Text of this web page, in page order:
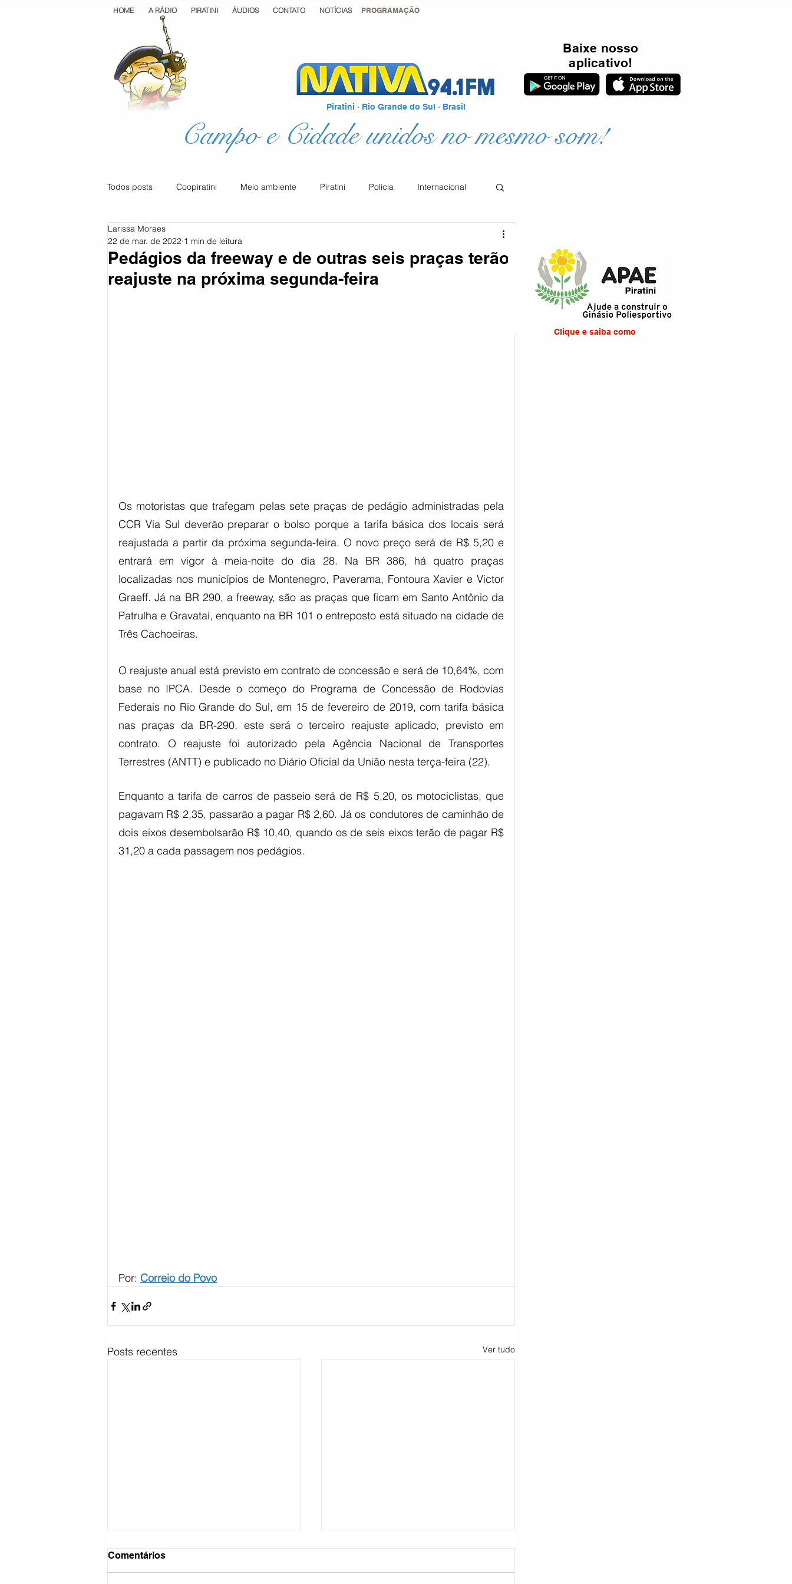
Campo e Cidade unidos no mesmo som!
Piratini · Rio Grande do Sul · Brasil
HOME A RÁDIO PIRATINI ÁUDIOS CONTATO NOTÍCIAS PROGRAMAÇÃO
Baixe nosso
aplicativo!
Todos posts Coopiratini Meio ambiente Piratini Polícia Internacional
Geral
Coronavírus Política Região Sul Rural Pinheiro Machado
Pedágios da freeway e de outras seis praças terão
reajuste na próxima segunda-feira
Larissa Moraes
22 de mar. de 2022 1 min de leitura
Os motoristas que trafegam pelas sete praças de pedágio administradas pela
CCR Via Sul deverão preparar o bolso porque a tarifa básica dos locais será
reajustada a partir da próxima segunda-feira. O novo preço será de R$ 5,20 e
entrará em vigor à meia-noite do dia 28. Na BR 386, há quatro praças
localizadas nos municípios de Montenegro, Paverama, Fontoura Xavier e Victor
Graeff. Já na BR 290, a freeway, são as praças que ficam em Santo Antônio da
Patrulha e Gravataí, enquanto na BR 101 o entreposto está situado na cidade de
Três Cachoeiras.
O reajuste anual está previsto em contrato de concessão e será de 10,64%, com
base no IPCA. Desde o começo do Programa de Concessão de Rodovias
Federais no Rio Grande do Sul, em 15 de fevereiro de 2019, com tarifa básica
nas praças da BR-290, este será o terceiro reajuste aplicado, previsto em
contrato. O reajuste foi autorizado pela Agência Nacional de Transportes
Terrestres (ANTT) e publicado no Diário Oficial da União nesta terça-feira (22).
Enquanto a tarifa de carros de passeio será de R$ 5,20, os motociclistas, que
pagavam R$ 2,35, passarão a pagar R$ 2,60. Já os condutores de caminhão de
dois eixos desembolsarão R$ 10,40, quando os de seis eixos terão de pagar R$
31,20 a cada passagem nos pedágios.
Por: Correio do Povo
Posts recentes Ver tudo
Comentários
Clique e saiba como